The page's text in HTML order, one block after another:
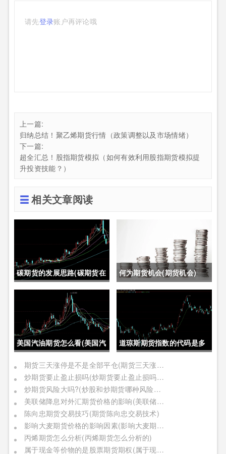
请先登录账户再评论哦
上一篇:
归纳总结！聚乙烯期货行情（政策调整以及市场情绪）
下一篇:
超全汇总！股指期货模拟（如何有效利用股指期货模拟提
升投资技能？）
相关文章阅读
碳期货的发展思路(碳期货在
中国的发展)
何为期货机会(期货机会)
美国汽油期货怎么看(美国汽
油期货价格)
道琼斯期货指数的代码是多
少位(道琼斯期货指数的代码
是多少位的)
期货三天涨停是不是全部平仓(期货三天涨停是不是全部平仓了)
炒期货要止盈止损吗(炒期货要止盈止损吗是真的吗)
炒期货风险大吗?(炒股和炒期货哪种风险更大)
美联储降息对外汇期货价格的影响(美联储降息对外汇期货价格的影响有哪些)
陈向忠期货交易技巧(期货陈向忠交易技术)
影响大麦期货价格的影响因素(影响大麦期货价格的影响因素有哪些)
丙烯期货怎么分析(丙烯期货怎么分析的)
属于现金等价物的是股票期货期权(属于现金等价物的是股票期货期权吗)